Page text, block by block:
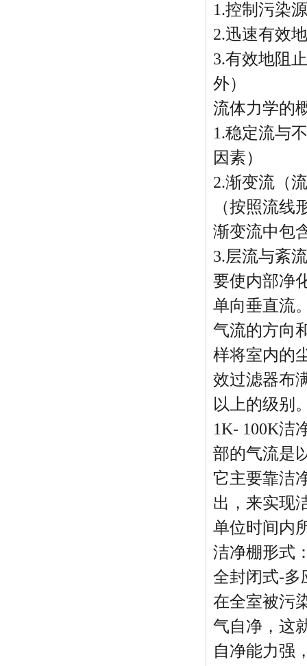
1.控制污染
2.迅速有效
3.有效地阻
外）
流体力学的
1.稳定流与
因素）
2.渐变流（
（按照流线
渐变流中包
3.层流与紊
要使内部净
单向垂直流
气流的方向
样将室内的
效过滤器布
以上的级别
1K- 100K洁
部的气流是
它主要靠洁
出，来实现
单位时间内
洁净棚形式
全封闭式-多
在全室被污
气自净，这
自净能力强